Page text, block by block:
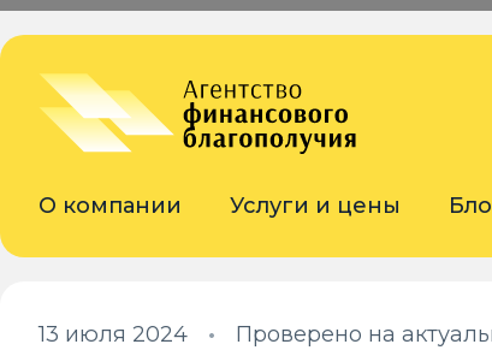
О компании Услуги и цены
13 июля 2024 • Проверено на